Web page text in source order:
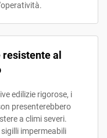
al
edilizie rigorose, i
presenterebbero
a climi severi.
impermeabili